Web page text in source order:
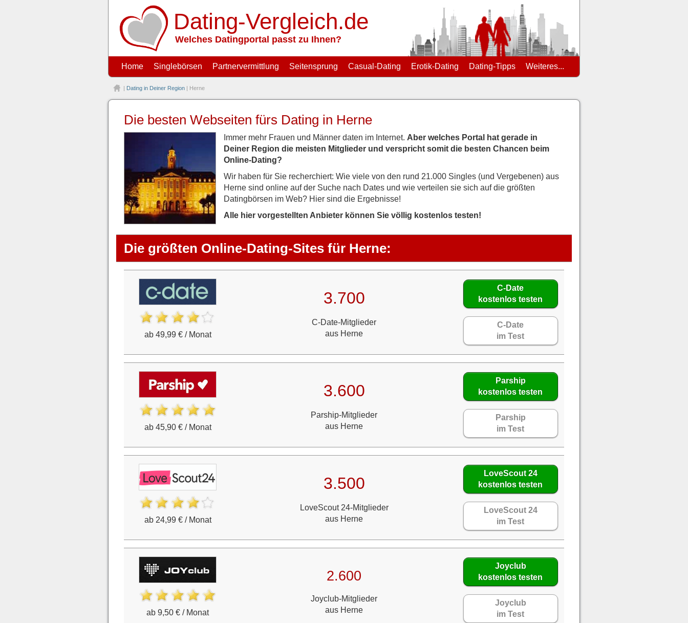
Dating-Vergleich.de
Welches Datingportal passt zu Ihnen?
Home Singlebörsen Partnervermittlung Seitensprung Casual-Dating Erotik-Dating Dating-Tipps Weiteres...
| Dating in Deiner Region | Herne
Die besten Webseiten fürs Dating in Herne
Immer mehr Frauen und Männer daten im Internet. Aber welches Portal hat gerade in
Deiner Region die meisten Mitglieder und verspricht somit die besten Chancen beim
Online-Dating?
Wir haben für Sie recherchiert: Wie viele von den rund 21.000 Singles (und Vergebenen) aus
Herne sind online auf der Suche nach Dates und wie verteilen sie sich auf die größten
Datingbörsen im Web? Hier sind die Ergebnisse!
Alle hier vorgestellten Anbieter können Sie völlig kostenlos testen!
Die größten Online-Dating-Sites für Herne:
ab 49,99 € / Monat
3.700
C-Date-Mitglieder
aus Herne
C-Date
kostenlos testen
C-Date
im Test
ab 45,90 € / Monat
3.600
Parship-Mitglieder
aus Herne
Parship
kostenlos testen
Parship
im Test
ab 24,99 € / Monat
3.500
LoveScout 24-Mitglieder
aus Herne
LoveScout 24
kostenlos testen
LoveScout 24
im Test
ab 9,50 € / Monat
2.600
Joyclub-Mitglieder
aus Herne
Joyclub
kostenlos testen
Joyclub
im Test